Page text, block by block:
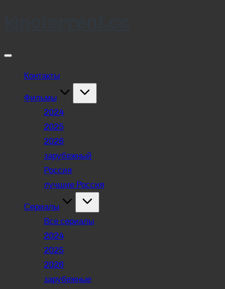
Контакты
Фильмы
2024
2025
2026
зарубежный
Россия
лучшие Россия
Сериалы
Все сериалы
2024
2025
2026
зарубежные